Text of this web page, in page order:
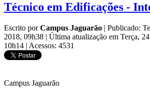
Técnico em Edificações -
Escrito porCampus Jaguarão | Publicado:
2018, 09h38 | Última atualização em Terça,
10h14 | Acessos: 4531
Campus Jaguarão